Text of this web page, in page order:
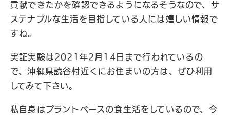
貢献できたかを確認できるようになるそうなので、サ
ステナブルな生活を目指している人には嬉しい情報で
すね。
実証実験は2021年2月14日まで行われているの
で、沖縄県読谷村近くにお住まいの方は、ぜひ利用
してみて下さい。
私自身はプラントベースの食生活をしているので、今